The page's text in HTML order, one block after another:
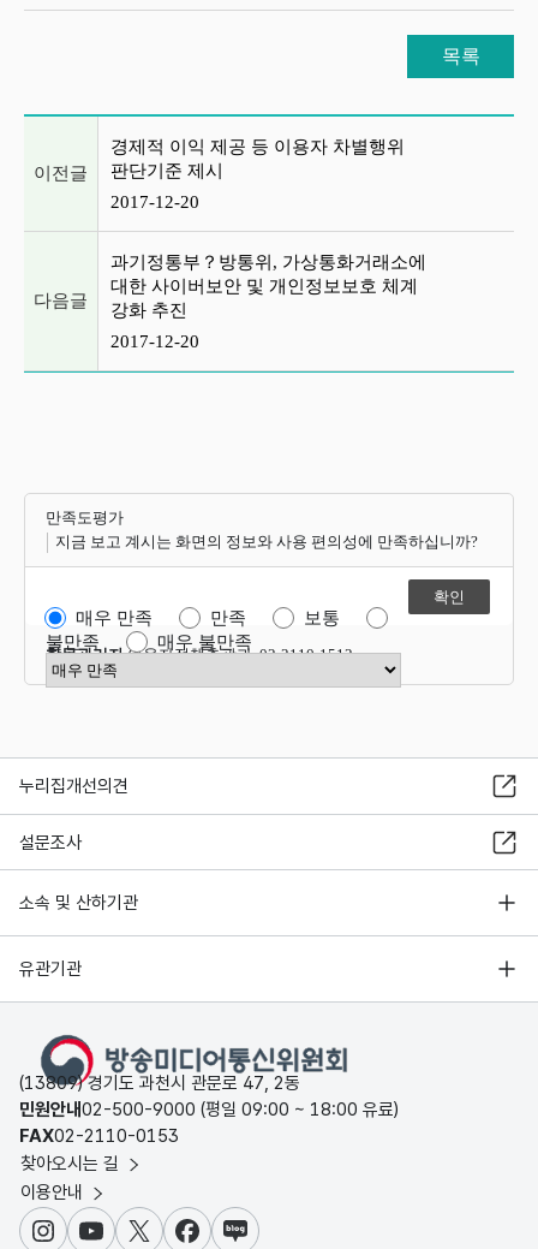
목록
이전글
경제적 이익 제공 등 이용자 차별행위
판단기준 제시
2017-12-20
다음글
과기정통부？방통위, 가상통화거래소에
대한 사이버보안 및 개인정보보호 체계
강화 추진
2017-12-20
만족도평가
지금 보고 계시는 화면의 정보와 사용 편의성에 만족하십니까?
매우 만족 만족
보통
불만족
매우 불만족
만족도 점수 선택
항목관리자이용자정책총괄과 02-2110-1512
누리집개선의견
설문조사
소속 및 산하기관
유관기관
(13809) 경기도 과천시 관문로 47, 2동
민원안내02-500-9000 (평일 09:00 ~ 18:00 유료)
FAX02-2110-0153
찾아오시는 길
이용안내